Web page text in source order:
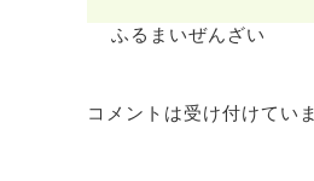
ふるまいぜんざい
コメントは受け付けてい